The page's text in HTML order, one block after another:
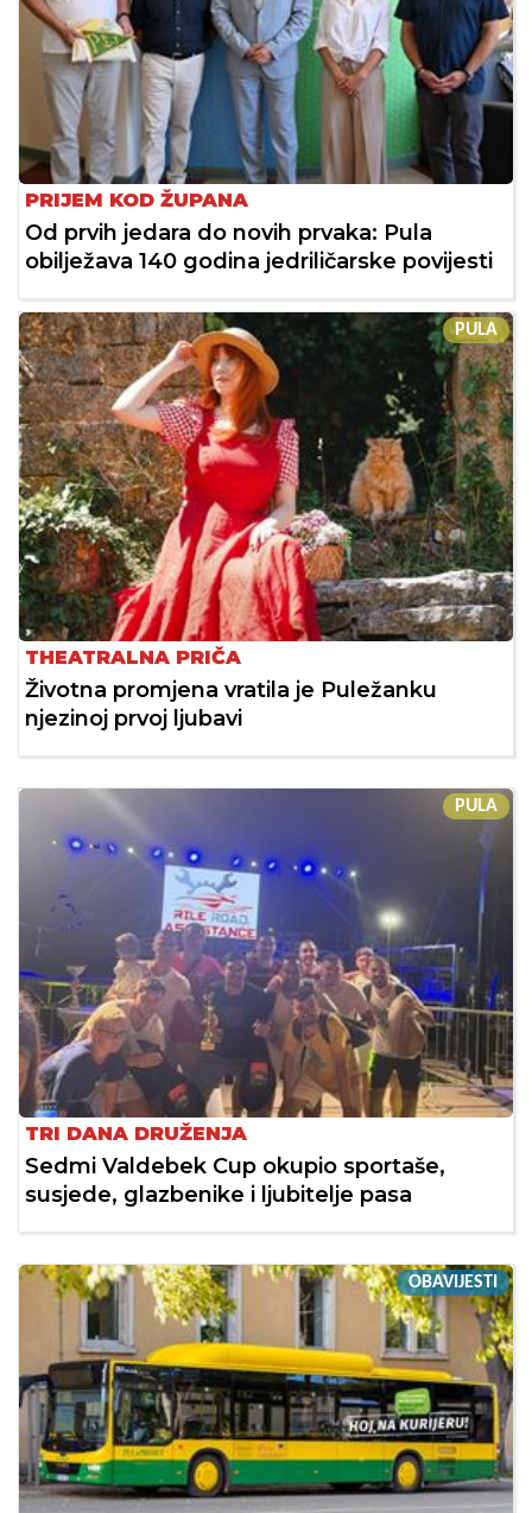
PRIJEM KOD ŽUPANA
Od prvih jedara do novih prvaka: Pula
obilježava 140 godina jedriličarske povijesti
PULA
THEATRALNA PRIČA
Životna promjena vratila je Puležanku
njezinoj prvoj ljubavi
PULA
TRI DANA DRUŽENJA
Sedmi Valdebek Cup okupio sportaše,
susjede, glazbenike i ljubitelje pasa
OBAVIJESTI